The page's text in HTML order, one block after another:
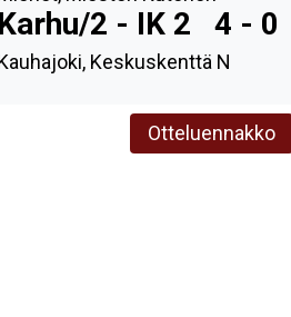
Karhu/2 - IK 2 4 - 0
Keskuskenttä N
Otteluennakko